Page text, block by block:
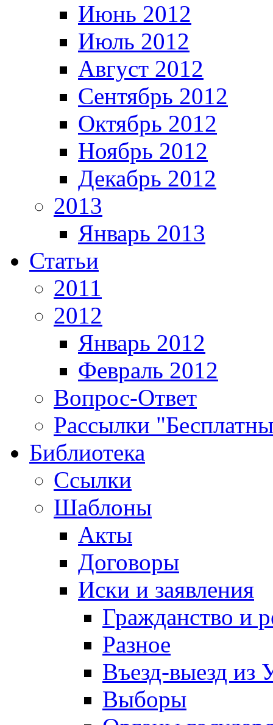
Июнь 2012
Июль 2012
Август 2012
Сентябрь 2012
Октябрь 2012
Ноябрь 2012
Декабрь 2012
2013
Январь 2013
Статьи
2011
2012
Январь 2012
Февраль 2012
Вопрос-Ответ
Рассылки
Библиотека
Ссылки
Шаблоны
Акты
Договоры
Иски и заявления
Гражданство и
Разное
Въезд-выезд из
Выборы